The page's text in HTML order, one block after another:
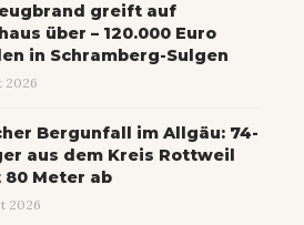
greift auf
über – 120.000 Euro
in Schramberg-Sulgen
2026
Bergunfall im Allgäu: 74-
aus dem Kreis Rottweil
Meter ab
2026